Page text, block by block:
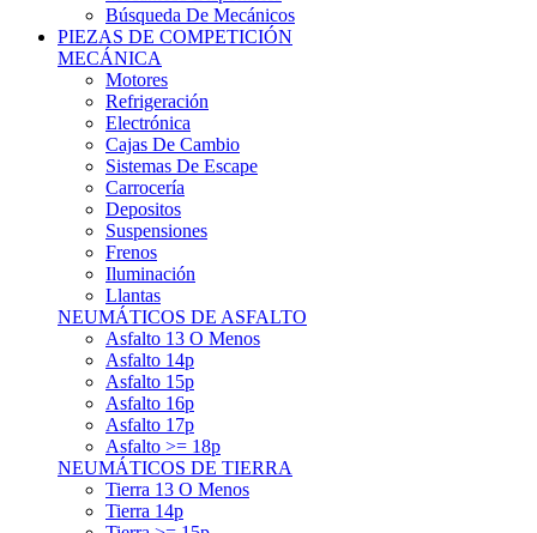
PIEZAS DE COMPETICIÓN
MECÁNICA
Motores
Refrigeración
Electrónica
Cajas De Cambio
Sistemas De Escape
Carrocería
Depositos
Suspensiones
Frenos
Iluminación
Llantas
NEUMÁTICOS DE ASFALTO
Asfalto 13 O Menos
Asfalto 14p
Asfalto 15p
Asfalto 16p
Asfalto 17p
Asfalto >= 18p
NEUMÁTICOS DE TIERRA
Tierra 13 O Menos
Tierra 14p
Tierra >= 15p
Offroad Y 4x4